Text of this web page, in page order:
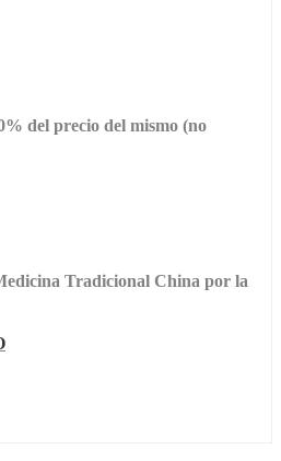
del precio del mismo (no
Tradicional China por la